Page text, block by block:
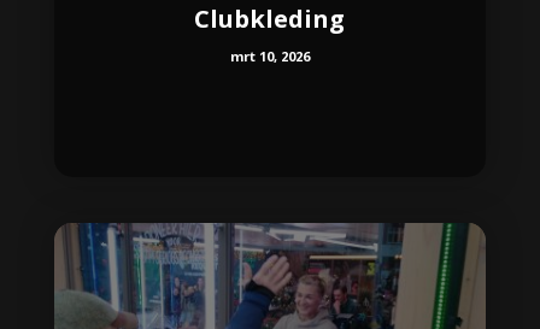
Clubkleding
mrt 10, 2026